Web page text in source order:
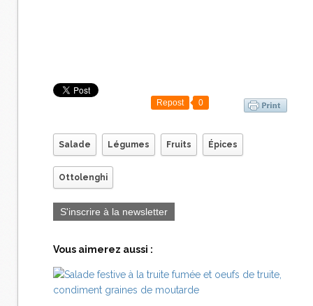
Repost 0
Salade Légumes Fruits Épices
Ottolenghi
S'inscrire à la newsletter
Vous aimerez aussi :